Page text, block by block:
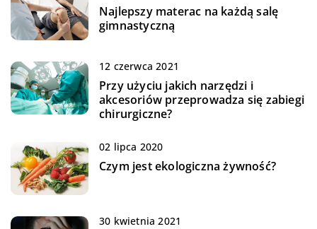
Najlepszy materac na każdą salę
gimnastyczną
12 czerwca 2021
Przy użyciu jakich narzędzi i
akcesoriów przeprowadza się zabiegi
chirurgiczne?
02 lipca 2020
Czym jest ekologiczna żywność?
30 kwietnia 2021